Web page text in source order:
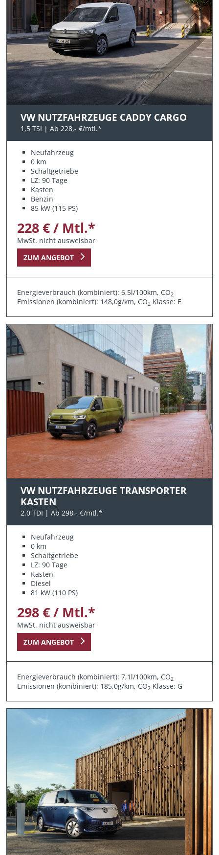
VW NUTZFAHRZEUGE CADDY CARGO
1,5 TSI | Ab 228,- €/mtl.*
Neufahrzeug
0 km
Schaltgetriebe
LZ: 90 Tage
Kasten
Benzin
85 kW (115 PS)
228 € / Mtl.*
MwSt. nicht ausweisbar
ZUM ANGEBOT
Energieverbrauch (kombiniert): 6,5l/100km, CO2
Emissionen (kombiniert): 148,0g/km, CO2 Klasse: E
VW NUTZFAHRZEUGE TRANSPORTER
KASTEN
2,0 TDI | Ab 298,- €/mtl.*
Neufahrzeug
0 km
Schaltgetriebe
LZ: 90 Tage
Kasten
Diesel
81 kW (110 PS)
298 € / Mtl.*
MwSt. nicht ausweisbar
ZUM ANGEBOT
Energieverbrauch (kombiniert): 7,1l/100km, CO2
Emissionen (kombiniert): 185,0g/km, CO2 Klasse: G